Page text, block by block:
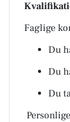
Faglige
Du
Du
Du